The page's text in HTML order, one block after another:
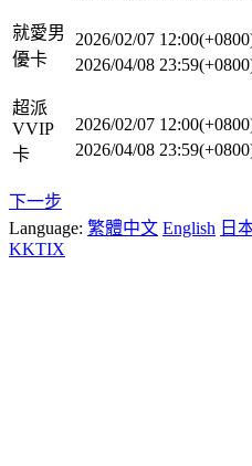
就愛男
優卡
2026/02/07
2026/04/08
超派
VVIP
卡
2026/02/07
2026/04/08
下一步
Language: 繁體中文 English 日
KKTIX